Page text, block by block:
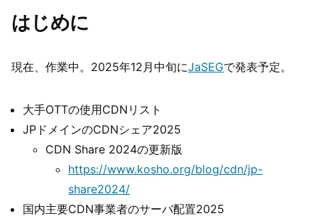
配
はじめに
現在、作業中。2025年12月中旬にJaSEGで発表予定。
大手OTTの使用CDNリスト
JPドメインのCDNシェア2025
CDN Share 2024の更新版
https://www.kosho.org/blog/cdn/jp-
share2024/
国内主要CDN事業者のサーバ配置2025